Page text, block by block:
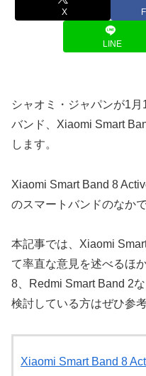
X
LINE
シャオミ・ジャパンが1
バンド、Xiaomi Smart
します。
Xiaomi Smart Band 8
のスマートバンドのなか
本記事では、Xiaomi
て率直な意見を述べるほ
8、Redmi Smart Band 2
検討している方はぜひ参
Xiaomi Smart Band 8